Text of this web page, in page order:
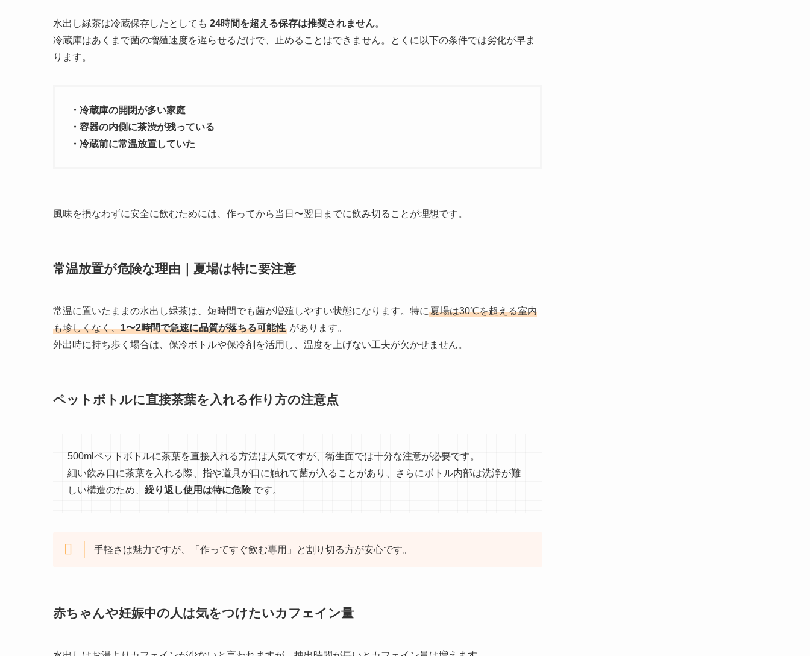
水出し緑茶は冷蔵保存したとしても 24時間を超える保存は推奨されません。
冷蔵庫はあくまで菌の増殖速度を遅らせるだけで、止めることはできません。とくに以下の条件では劣化が早ま
ります。
・冷蔵庫の開閉が多い家庭
・容器の内側に茶渋が残っている
・冷蔵前に常温放置していた
風味を損なわずに安全に飲むためには、作ってから当日〜翌日までに飲み切ることが理想です。
常温放置が危険な理由｜夏場は特に要注意
常温に置いたままの水出し緑茶は、短時間でも菌が増殖しやすい状態になります。特に 夏場は30℃を超える室内
も珍しくなく、1〜2時間で急速に品質が落ちる可能性 があります。
外出時に持ち歩く場合は、保冷ボトルや保冷剤を活用し、温度を上げない工夫が欠かせません。
ペットボトルに直接茶葉を入れる作り方の注意点
500mlペットボトルに茶葉を直接入れる方法は人気ですが、衛生面では十分な注意が必要です。
細い飲み口に茶葉を入れる際、指や道具が口に触れて菌が入ることがあり、さらにボトル内部は洗浄が難
しい構造のため、 繰り返し使用は特に危険です。
手軽さは魅力ですが、「作ってすぐ飲む専用」と割り切る方が安心です。
赤ちゃんや妊娠中の人は気をつけたいカフェイン量